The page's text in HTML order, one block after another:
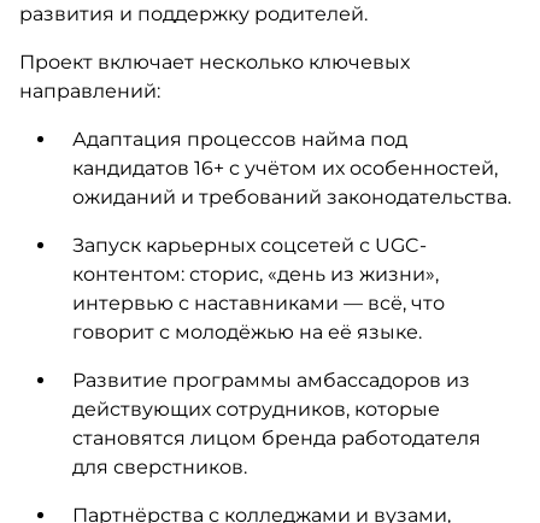
развития и поддержку родителей.
Проект включает несколько ключевых
направлений:
Адаптация процессов найма под
кандидатов 16+ с учётом их особенностей,
ожиданий и требований законодательства.
Запуск карьерных соцсетей с UGC-
контентом: сторис, «день из жизни»,
интервью с наставниками — всё, что
говорит с молодёжью на её языке.
Развитие программы амбассадоров из
действующих сотрудников, которые
становятся лицом бренда работодателя
для сверстников.
Партнёрства с колледжами и вузами,